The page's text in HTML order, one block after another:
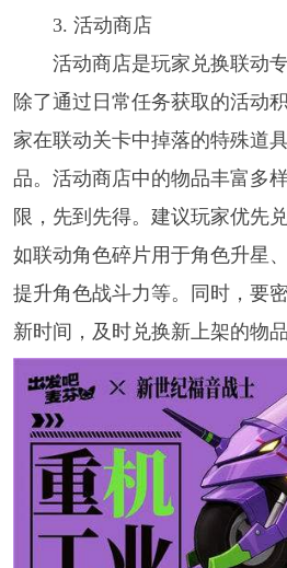
3. 活动商店​
活动商店是玩家兑换联动
除了通过日常任务获取的活动
家在联动关卡中掉落的特殊道
品。活动商店中的物品丰富多
限，先到先得。建议玩家优先
如联动角色碎片用于角色升星
提升角色战斗力等。同时，要
新时间，及时兑换新上架的物品